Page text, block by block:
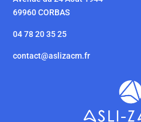
69960 CORBAS
04 78 20 35 25
contact@aslizacm.fr